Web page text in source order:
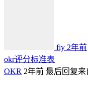
fiy 2年前
okr评分标准表
OKR 2年前 最后回复来